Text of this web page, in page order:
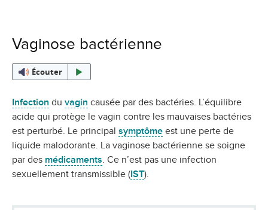
Vaginose bactérienne
Écouter
Infection du vagin causée par des bactéries. L’équilibre
acide qui protège le vagin contre les mauvaises bactéries
est perturbé. Le principal symptôme est une perte de
liquide malodorante. La vaginose bactérienne se soigne
par des médicaments. Ce n’est pas une infection
sexuellement transmissible ( IST).